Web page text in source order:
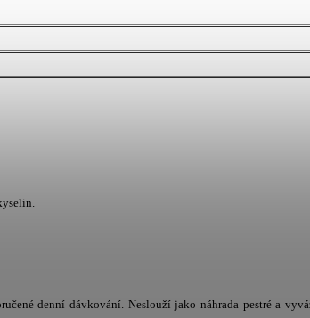
denní dávkování. Neslouží jako náhrada pestré a